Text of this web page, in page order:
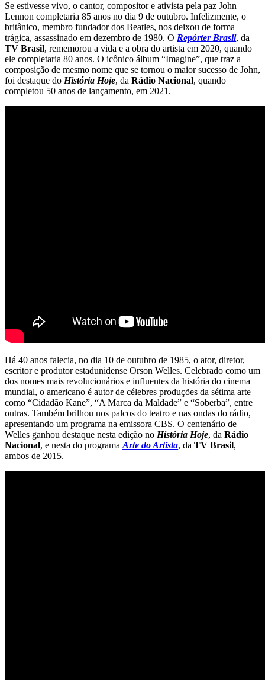
Se estivesse vivo, o cantor, compositor e ativista pela paz John
Lennon completaria 85 anos no dia 9 de outubro. Infelizmente, o
britânico, membro fundador dos Beatles, nos deixou de forma
trágica, assassinado em dezembro de 1980. O Repórter Brasil, da
TV Brasil, rememorou a vida e a obra do artista em 2020, quando
ele completaria 80 anos. O icônico álbum “Imagine”, que traz a
composição de mesmo nome que se tornou o maior sucesso de John,
foi destaque do História Hoje, da Rádio Nacional, quando
completou 50 anos de lançamento, em 2021.
Há 40 anos falecia, no dia 10 de outubro de 1985, o ator, diretor,
escritor e produtor estadunidense Orson Welles. Celebrado como um
dos nomes mais revolucionários e influentes da história do cinema
mundial, o americano é autor de célebres produções da sétima arte
como “Cidadão Kane”, “A Marca da Maldade” e “Soberba”, entre
outras. Também brilhou nos palcos do teatro e nas ondas do rádio,
apresentando um programa na emissora CBS. O centenário de
Welles ganhou destaque nesta edição no História Hoje, da Rádio
Nacional, e nesta do programa Arte do Artista, da TV Brasil,
ambos de 2015.